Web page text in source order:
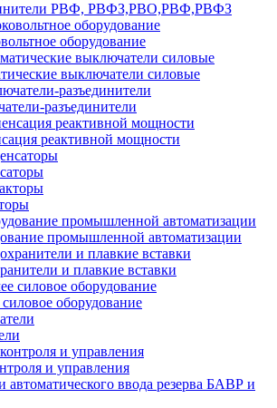
РВФ, РВФЗ,РВО,РВФ,РВФЗ
оборудование
выключатели cиловые
разъединители
реактивной мощности
промышленной автоматизации
и плавкие вставки
оборудование
и управления